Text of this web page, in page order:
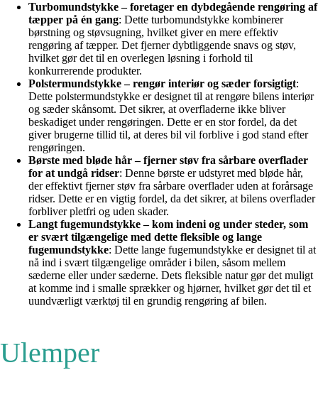
Turbomundstykke – foretager en dybdegående rengøring af
tæpper på én gang: Dette turbomundstykke kombinerer
børstning og støvsugning, hvilket giver en mere effektiv
rengøring af tæpper. Det fjerner dybtliggende snavs og støv,
hvilket gør det til en overlegen løsning i forhold til
konkurrerende produkter.
Polstermundstykke – rengør interiør og sæder forsigtigt:
Dette polstermundstykke er designet til at rengøre bilens interiør
og sæder skånsomt. Det sikrer, at overfladerne ikke bliver
beskadiget under rengøringen. Dette er en stor fordel, da det
giver brugerne tillid til, at deres bil vil forblive i god stand efter
rengøringen.
Børste med bløde hår – fjerner støv fra sårbare overflader
for at undgå ridser: Denne børste er udstyret med bløde hår,
der effektivt fjerner støv fra sårbare overflader uden at forårsage
ridser. Dette er en vigtig fordel, da det sikrer, at bilens overflader
forbliver pletfri og uden skader.
Langt fugemundstykke – kom indeni og under steder, som
er svært tilgængelige med dette fleksible og lange
fugemundstykke: Dette lange fugemundstykke er designet til at
nå ind i svært tilgængelige områder i bilen, såsom mellem
sæderne eller under sæderne. Dets fleksible natur gør det muligt
at komme ind i smalle sprækker og hjørner, hvilket gør det til et
uundværligt værktøj til en grundig rengøring af bilen.
Ulemper